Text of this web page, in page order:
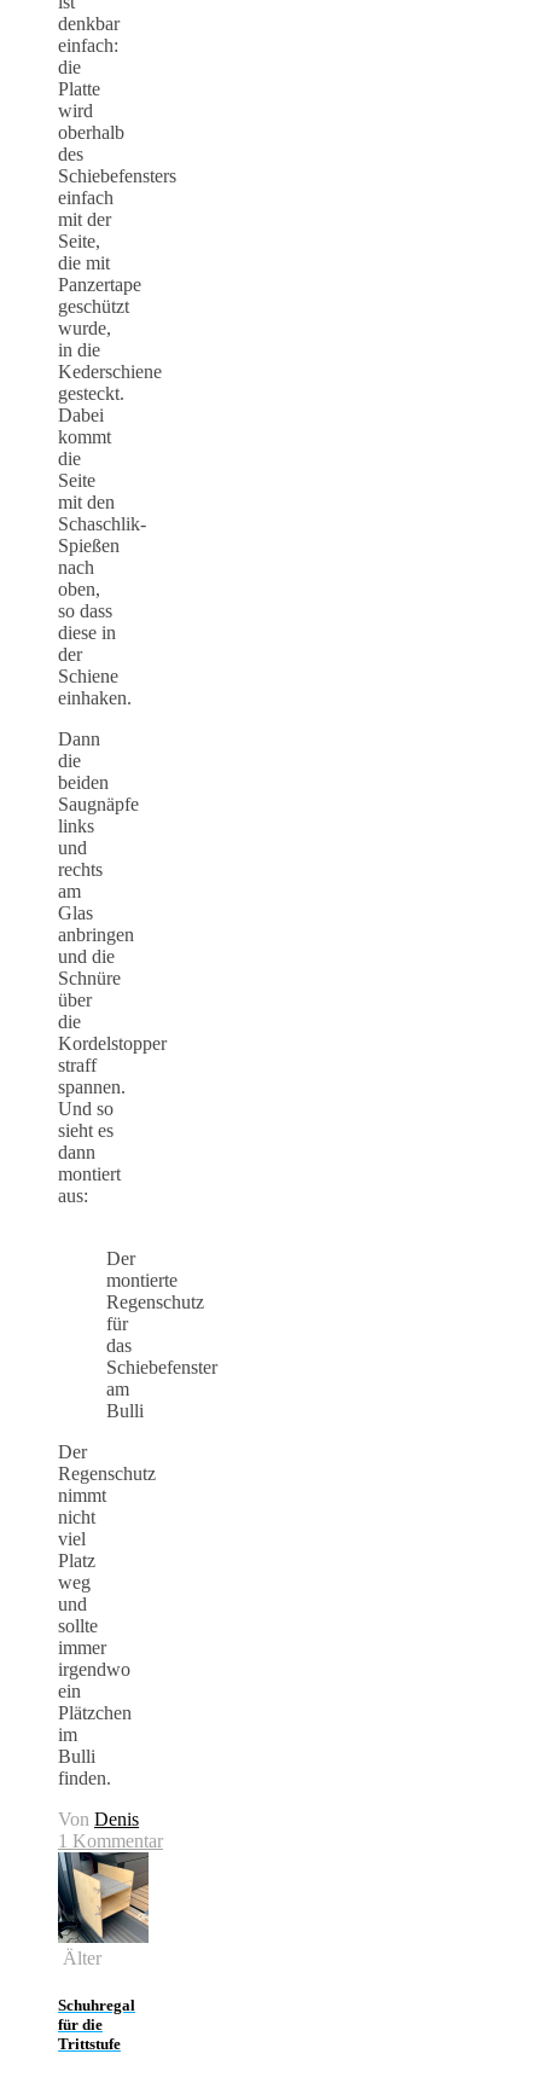
denkbar
einfach:
die
Platte
wird
oberhalb
des
Schiebefensters
einfach
mit der
Seite,
die mit
Panzertape
geschützt
wurde,
in die
Kederschiene
gesteckt.
Dabei
kommt
die
Seite
mit den
Schaschlik-
Spießen
nach
oben,
so dass
diese in
der
Schiene
einhaken.
Dann
die
beiden
Saugnäpfe
links
und
rechts
am
Glas
anbringen
und die
Schnüre
über
die
Kordelstopper
straff
spannen.
Und so
sieht es
dann
montiert
aus:
Der
montierte
Regenschutz
für
das
Schiebefenster
am
Bulli
Der
Regenschutz
nimmt
nicht
viel
Platz
weg
und
sollte
immer
irgendwo
ein
Plätzchen
im
Bulli
finden.
Von Denis
1 Kommentar
Älter
Schuhregal
für die
Trittstufe